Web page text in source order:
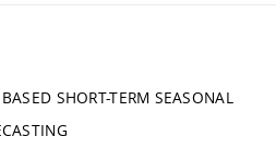
SHORT-TERM SEASONAL